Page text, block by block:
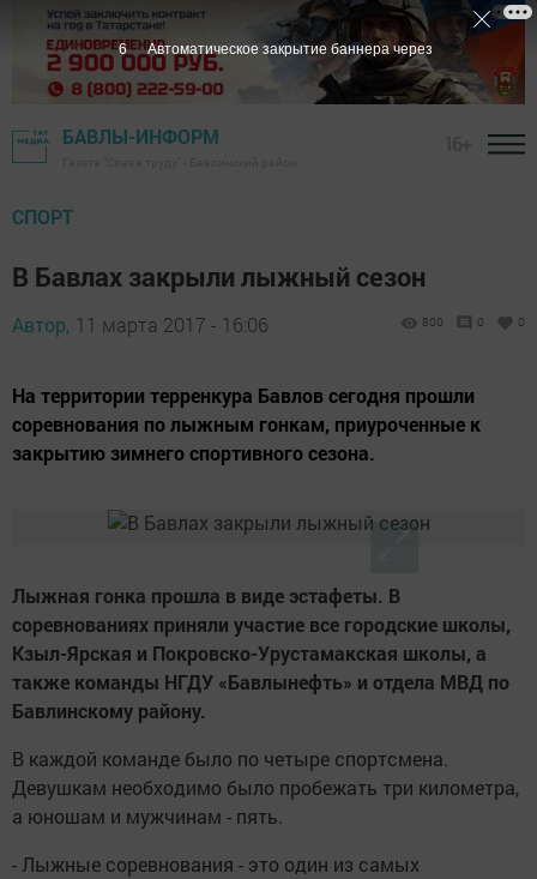
БАВЛЫ-ИНФОРМ
СПОРТ
В Бавлах закрыли лыжный сезон
Автор, 11 марта 2017 - 16:06 800 0 0
На территории терренкура Бавлов сегодня прошли
соревнования по лыжным гонкам, приуроченные к
закрытию зимнего спортивного сезона.
Лыжная гонка прошла в виде эстафеты. В
соревнованиях приняли участие все городские школы,
Кзыл-Ярская и Покровско-Урустамакская школы, а
также команды НГДУ «Бавлынефть» и отдела МВД по
Бавлинскому району.
В каждой команде было по четыре спортсмена.
Девушкам необходимо было пробежать три километра,
а юношам и мужчинам - пять.
- Лыжные соревнования - это один из самых
5 Автоматическое закрытие баннера через